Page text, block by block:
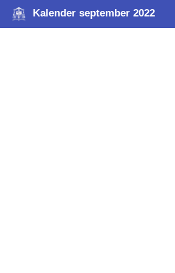
Kalender september 2022